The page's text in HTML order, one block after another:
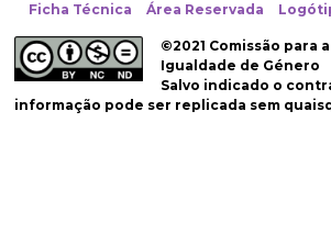
Ficha Técnica
Área Reservada
©2021 Comissão para
Igualdade de Género
Salvo indicado o
informação pode ser replicada sem